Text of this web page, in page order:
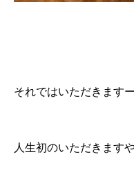
それではいただきますー
人生初のいただきます